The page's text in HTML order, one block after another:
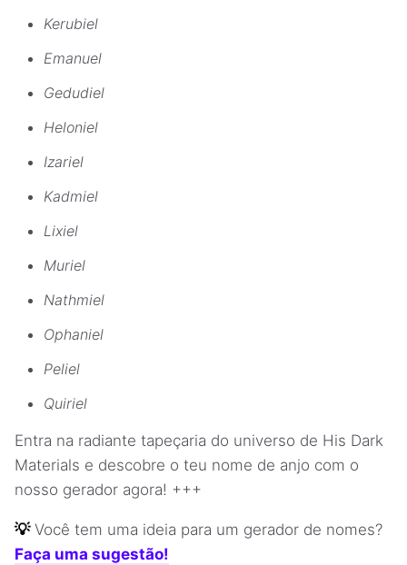
Kerubiel
Emanuel
Gedudiel
Heloniel
Izariel
Kadmiel
Lixiel
Muriel
Nathmiel
Ophaniel
Peliel
Quiriel
Entra na radiante tapeçaria do universo de His Dark
Materials e descobre o teu nome de anjo com o
nosso gerador agora! +++
💡 Você tem uma ideia para um gerador de nomes?
Faça uma sugestão!